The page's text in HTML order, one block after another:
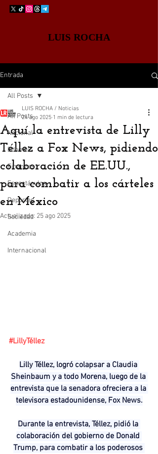
LUIS ROCHA
Entrada
All Posts
Nacional
Edomex
Finanzas
Espectáculos
Deportes
Sociedad
Academia
Internacional
All Posts
Aquí la entrevista de Lilly
Téllez a Fox News, pidiendo
colaboración de EE.UU.,
para combatir a los cárteles
en México
LUIS ROCHA / Noticias
24 ago 2025 1 min de lectura
Actualizado: 25 ago 2025
#LillyTéllez
Lilly Téllez, logró colapsar a Claudia
Sheinbaum y a todo Morena, luego de la
entrevista que la senadora ofreciera a la
televisora estadounidense, Fox News.
Durante la entrevista, Téllez, pidió la
colaboración del gobierno de Donald
Trump, para combatir a los poderosos